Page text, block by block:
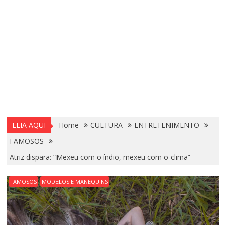
LEIA AQUI Home CULTURA
ENTRETENIMENTO
FAMOSOS
Atriz dispara: “Mexeu com o índio, mexeu com o clima”
FAMOSOS MODELOS E MANEQUINS